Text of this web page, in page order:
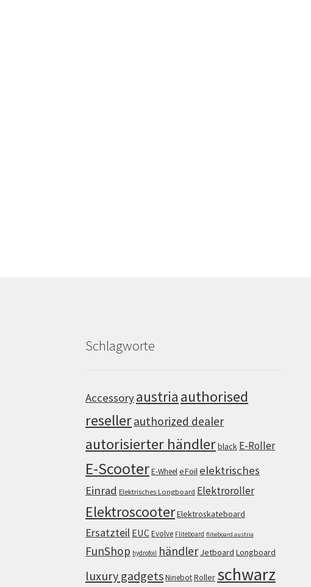
Schlagworte
Accessoryaustria authorised
resellerauthorized dealer
autorisierter händlerblack E-Roller
E-ScooterE-WheeleFoil elektrisches
Einrad Elektrisches Longboard Elektroroller
ElektroscooterElektroskateboard
Ersatzteil EUCEvolve Fliteboard fliteboard austria
FunShop hydrofoil händler Jetboard Longboard
luxury gadgetsNinebotRoller schwarz